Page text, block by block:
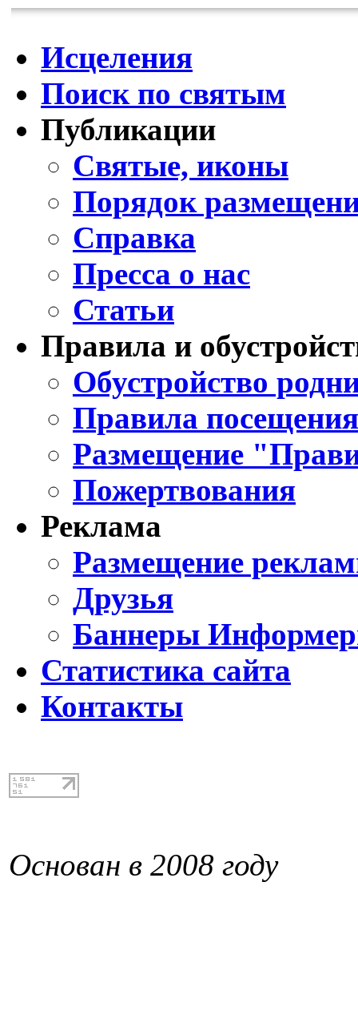
Исцеления
Поиск по святым
Публикации
Святые, иконы
Порядок
Справка
Пресса о нас
Статьи
Правила и
Обустройство
Правила
Размещение
Пожертвования
Реклама
Размещение
Друзья
Баннеры
Статистика сайта
Контакты
Основан в 2008 году